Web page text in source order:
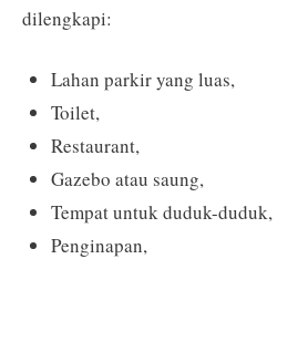
dilengkapi:
Lahan parkir yang luas,
Toilet,
Restaurant,
Gazebo atau saung,
Tempat untuk duduk-duduk,
Penginapan,